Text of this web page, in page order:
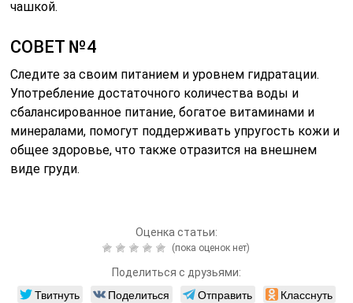
чашкой.
СОВЕТ №4
Следите за своим питанием и уровнем гидратации.
Употребление достаточного количества воды и
сбалансированное питание, богатое витаминами и
минералами, помогут поддерживать упругость кожи и
общее здоровье, что также отразится на внешнем
виде груди.
Оценка статьи:
(пока оценок нет)
Поделиться с друзьями:
Твитнуть Поделиться Отправить Класснуть